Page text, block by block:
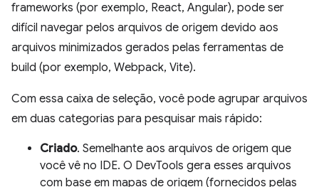
frameworks (por exemplo, React, Angular), pode ser
difícil navegar pelos arquivos de origem devido aos
arquivos minimizados gerados pelas ferramentas de
build (por exemplo, Webpack, Vite).
Com essa caixa de seleção, você pode agrupar arquivos
em duas categorias para pesquisar mais rápido:
Criado. Semelhante aos arquivos de origem que
você vê no IDE. O DevTools gera esses arquivos
com base em mapas de origem (fornecidos pelas